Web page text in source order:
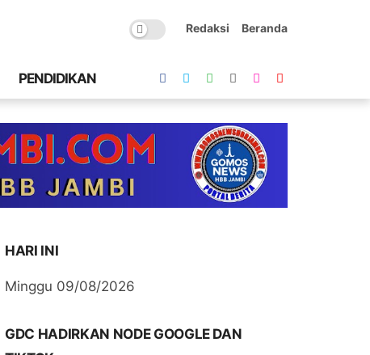
Redaksi Beranda
PENDIDIKAN
HARI INI
Minggu 09/08/2026
GDC HADIRKAN NODE GOOGLE DAN